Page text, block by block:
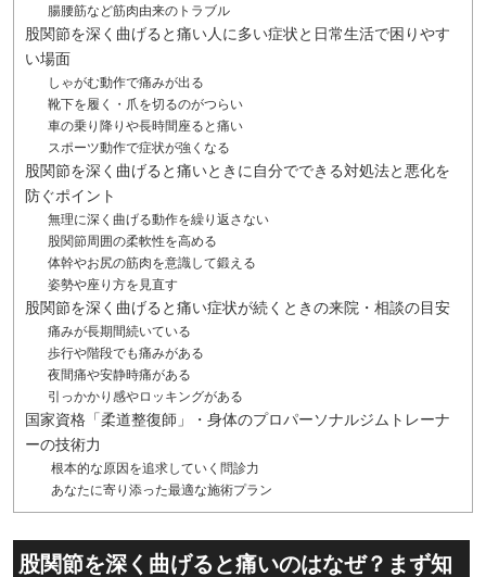
腸腰筋など筋肉由来のトラブル
股関節を深く曲げると痛い人に多い症状と日常生活で困りやす
い場面
しゃがむ動作で痛みが出る
靴下を履く・爪を切るのがつらい
車の乗り降りや長時間座ると痛い
スポーツ動作で症状が強くなる
股関節を深く曲げると痛いときに自分でできる対処法と悪化を
防ぐポイント
無理に深く曲げる動作を繰り返さない
股関節周囲の柔軟性を高める
体幹やお尻の筋肉を意識して鍛える
姿勢や座り方を見直す
股関節を深く曲げると痛い症状が続くときの来院・相談の目安
痛みが長期間続いている
歩行や階段でも痛みがある
夜間痛や安静時痛がある
引っかかり感やロッキングがある
国家資格「柔道整復師」・身体のプロパーソナルジムトレーナ
ーの技術力
根本的な原因を追求していく問診力
あなたに寄り添った最適な施術プラン
股関節を深く曲げると痛いのはなぜ？まず知